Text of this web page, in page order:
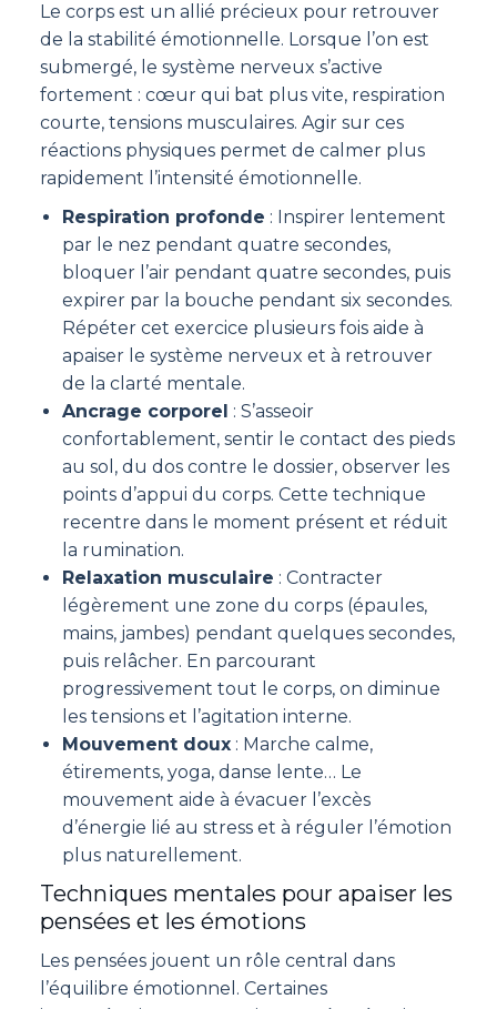
Le corps est un allié précieux pour retrouver
de la stabilité émotionnelle. Lorsque l’on est
submergé, le système nerveux s’active
fortement : cœur qui bat plus vite, respiration
courte, tensions musculaires. Agir sur ces
réactions physiques permet de calmer plus
rapidement l’intensité émotionnelle.
Respiration profonde : Inspirer lentement
par le nez pendant quatre secondes,
bloquer l’air pendant quatre secondes, puis
expirer par la bouche pendant six secondes.
Répéter cet exercice plusieurs fois aide à
apaiser le système nerveux et à retrouver
de la clarté mentale.
Ancrage corporel : S’asseoir
confortablement, sentir le contact des pieds
au sol, du dos contre le dossier, observer les
points d’appui du corps. Cette technique
recentre dans le moment présent et réduit
la rumination.
Relaxation musculaire : Contracter
légèrement une zone du corps (épaules,
mains, jambes) pendant quelques secondes,
puis relâcher. En parcourant
progressivement tout le corps, on diminue
les tensions et l’agitation interne.
Mouvement doux : Marche calme,
étirements, yoga, danse lente… Le
mouvement aide à évacuer l’excès
d’énergie lié au stress et à réguler l’émotion
plus naturellement.
Techniques mentales pour apaiser les
pensées et les émotions
Les pensées jouent un rôle central dans
l’équilibre émotionnel. Certaines